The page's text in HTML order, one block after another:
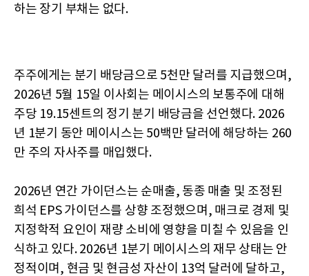
하는 장기 부채는 없다.
주주에게는 분기 배당금으로 5천만 달러를 지급했으며,
2026년 5월 15일 이사회는 메이시스의 보통주에 대해
주당 19.15센트의 정기 분기 배당금을 선언했다. 2026
년 1분기 동안 메이시스는 50백만 달러에 해당하는 260
만 주의 자사주를 매입했다.
2026년 연간 가이던스는 순매출, 동종 매출 및 조정된
희석 EPS 가이던스를 상향 조정했으며, 매크로 경제 및
지정학적 요인이 재량 소비에 영향을 미칠 수 있음을 인
식하고 있다. 2026년 1분기 메이시스의 재무 상태는 안
정적이며, 현금 및 현금성 자산이 13억 달러에 달하고,